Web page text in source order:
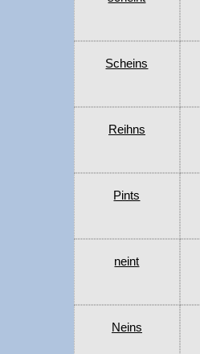
Scheins
Reihns
Pints
neint
Neins